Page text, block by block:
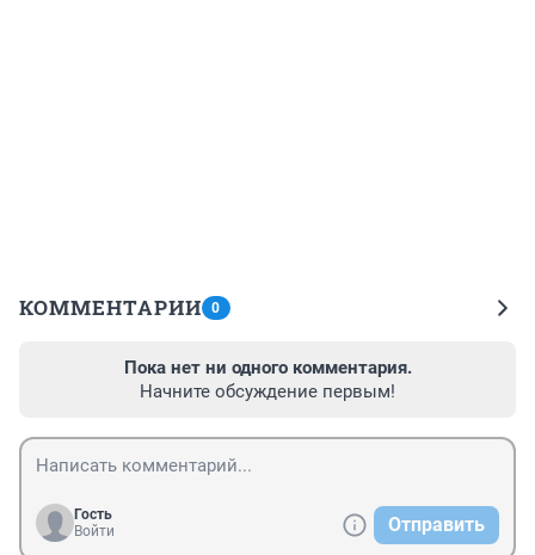
КОММЕНТАРИИ 0
Пока нет ни одного комментария.
Начните обсуждение первым!
Гость
Войти
Отправить